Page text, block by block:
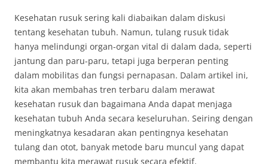
Kesehatan rusuk sering kali diabaikan dalam diskusi
tentang kesehatan tubuh. Namun, tulang rusuk tidak
hanya melindungi organ-organ vital di dalam dada, seperti
jantung dan paru-paru, tetapi juga berperan penting
dalam mobilitas dan fungsi pernapasan. Dalam artikel ini,
kita akan membahas tren terbaru dalam merawat
kesehatan rusuk dan bagaimana Anda dapat menjaga
kesehatan tubuh Anda secara keseluruhan. Seiring dengan
meningkatnya kesadaran akan pentingnya kesehatan
tulang dan otot, banyak metode baru muncul yang dapat
membantu kita merawat rusuk secara efektif.